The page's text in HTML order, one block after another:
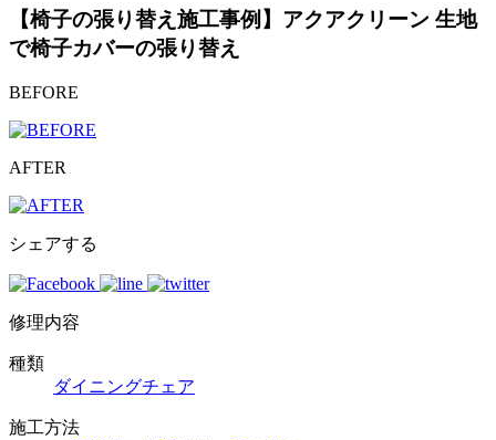
【椅子の張り替え施工事例】アクアクリーン 生地
で椅子カバーの張り替え
BEFORE
AFTER
シェアする
修理内容
種類
ダイニングチェア
施工方法